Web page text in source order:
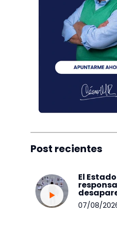
Post recientes
El
07/08/